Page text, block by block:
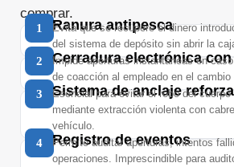
comprar.
1 Ranura antipesca
Evita que se recupere el dinero
del sistema de depósito sin abrir la
2 Cerradura electrónica
Impide aperturas instantáneas en
de coacción al empleado en el cambio
3 Sistema de anclaje
Esencial para evitar el robo del cuerpo
mediante extracción violenta con
vehículo.
4 Registro de eventos
Permite auditar aperturas, intentos
operaciones. Imprescindible para